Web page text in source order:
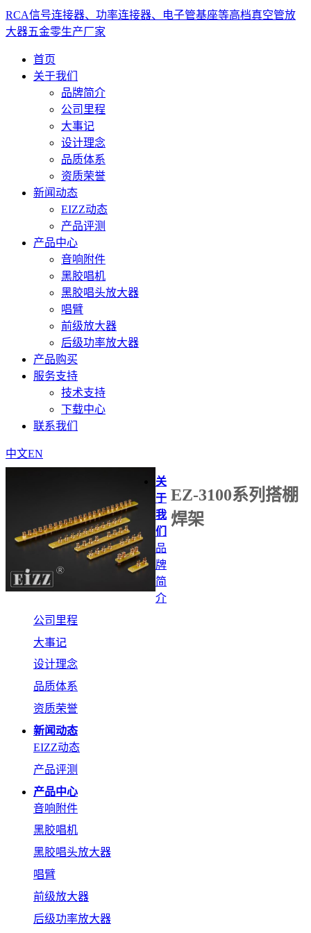
RCA信号连接器、功率连接器、电子管基座等高档真空管放
大器五金零生产厂家
首页
关于我们
品牌简介
公司里程
大事记
设计理念
品质体系
资质荣誉
新闻动态
EIZZ动态
产品评测
产品中心
音响附件
黑胶唱机
黑胶唱头放大器
唱臂
前级放大器
后级功率放大器
产品购买
服务支持
技术支持
下载中心
联系我们
中文EN
EZ-3100系列搭棚
焊架
关
于
我
们
品
牌
简
介
公司里程
大事记
设计理念
品质体系
资质荣誉
新闻动态
EIZZ动态
产品评测
产品中心
音响附件
黑胶唱机
黑胶唱头放大器
唱臂
前级放大器
后级功率放大器